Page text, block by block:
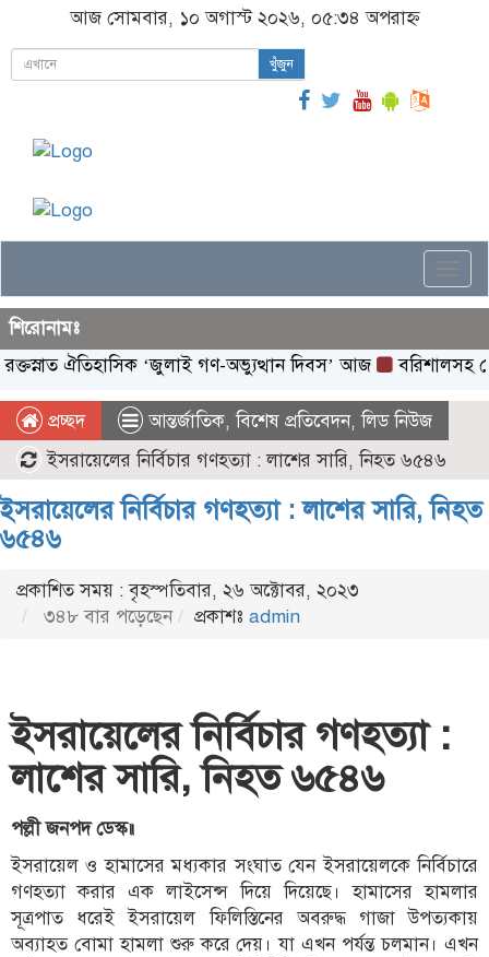
আজ সোমবার, ১০ অগাস্ট ২০২৬, ০৫:৩৪ অপরাহ্ন
খুঁজুন
শিরোনামঃ
‌‘জুলাই গণ-অভ্যুত্থান দিবস’ আজ
বরিশালসহ রেলসেবা
প্রচ্ছদ আন্তর্জাতিক,বিশেষ প্রতিবেদন,লিড নিউজ
ইসরায়েলের নির্বিচার গণহত্যা : লাশের সারি, নিহত ৬৫৪৬
ইসরায়েলের নির্বিচার গণহত্যা : লাশের সারি, নিহত
৬৫৪৬
প্রকাশিত সময় : বৃহস্পতিবার, ২৬ অক্টোবর, ২০২৩
৩৪৮ বার পড়েছেন
প্রকাশঃ admin
ইসরায়েলের নির্বিচার গণহত্যা :
লাশের সারি,নিহত ৬৫৪৬
পল্লী জনপদ ডেস্ক॥
ইসরায়েল ও হামাসের মধ্যকার সংঘাত যেন ইসরায়েলকে নির্বিচারে
গণহত্যা করার এক লাইসেন্স দিয়ে দিয়েছে। হামাসের হামলার
সূত্রপাত ধরেই ইসরায়েল ফিলিস্তিনের অবরুদ্ধ গাজা উপত্যকায়
অব্যাহত বোমা হামলা শুরু করে দেয়। যা এখন পর্যন্ত চলমান। এখন